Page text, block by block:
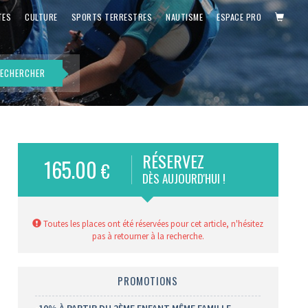
CULTURE SPORTS TERRESTRES NAUTISME ESPACE PRO
165.00 € RÉSERVEZ
DÈS AUJOURD'HUI !
Toutes les places ont été réservées pour cet article, n'hésitez
pas à retourner à la recherche.
PROMOTIONS